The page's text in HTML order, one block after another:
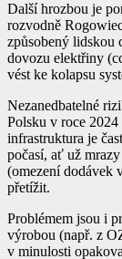
Další hrozbou je
rozvodně
způsobený lidskou
dovozu elektřiny
vést ke kolapsu
Nezanedbatelné
Polsku v roce 2024
infrastruktura je
počasí, ať už
(omezení dodávek
přetížit.
Problémem jsou i
výrobou (např. z
v minulosti